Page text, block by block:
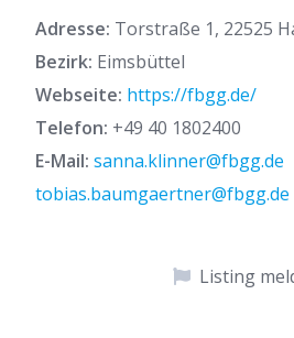
Adresse: Torstraße 1, 22525
Bezirk: Eimsbüttel
Webseite: https://fbgg.de/
Telefon: +49 40 1802400
E-Mail: sanna.klinner@fbgg.de
tobias.baumgaertner@fbgg.de
Listing